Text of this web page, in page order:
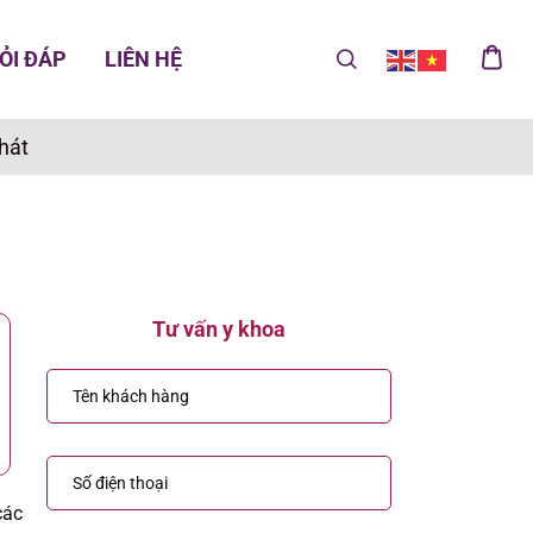
ĐÁP LIÊN HỆ
Tư vấn y khoa